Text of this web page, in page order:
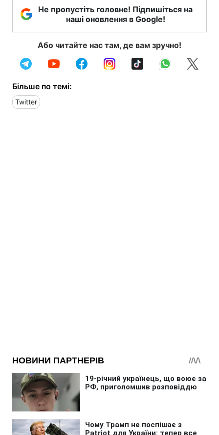
Не пропустіть головне! Підпишіться на
наші оновлення в Google!
Або читайте нас там, де вам зручно!
Більше по темі:
Twitter